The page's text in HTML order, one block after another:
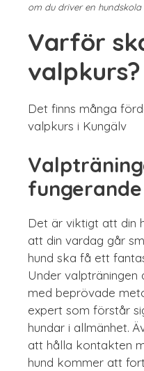
om du driver en
Varför
valpkurs?
Det finns många
valpkurs i Kungälv
Det är viktigt att din
att din vardag går
hund ska få ett
Under valpträningen
med beprövade
expert som förstår
hundar i allmänhet.
att hålla kontakten
hund kommer att